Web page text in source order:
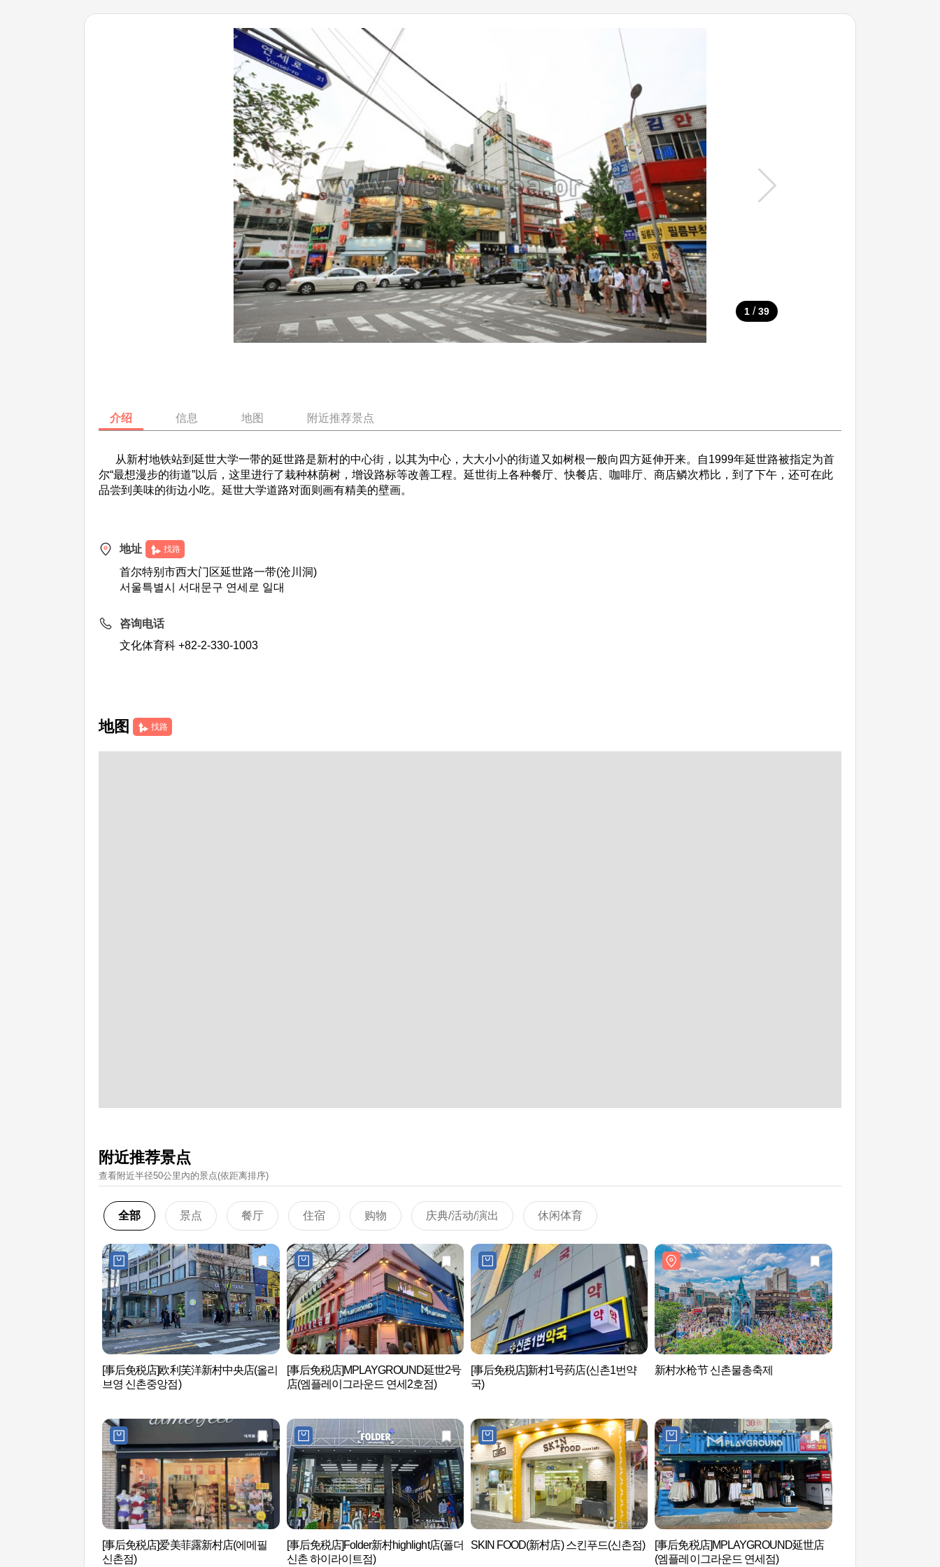
1 / 39
介绍 信息 地图 附近推荐景点
从新村地铁站到延世大学一带的延世路是新村的中心街，以其为中心，大大小小的街道又如树根一般向四方延伸开来。自1999年延世路被指定为首
尔“最想漫步的街道”以后，这里进行了栽种林荫树，增设路标等改善工程。延世街上各种餐厅、快餐店、咖啡厅、商店鳞次栉比，到了下午，还可在此
品尝到美味的街边小吃。延世大学道路对面则画有精美的壁画。
地址 找路
首尔特别市西大门区延世路一带(沧川洞)
서울특별시 서대문구 연세로 일대
咨询电话
文化体育科 +82-2-330-1003
地图 找路
附近推荐景点
查看附近半径50公里內的景点(依距离排序)
全部 景点 餐厅 住宿 购物 庆典/活动/演出 休闲体育
[事后免税店]欧利芙洋新村中央店(올리
브영 신촌중앙점)
[事后免税店]MPLAYGROUND延世2号
店(엠플레이그라운드 연세2호점)
[事后免税店]新村1号药店(신촌1번약
국)
新村水枪节 신촌물총축제
[事后免税店]爱美菲露新村店(에메필
신촌점)
[事后免税店]Folder新村highlight店(폴더
신촌 하이라이트점)
SKIN FOOD(新村店) 스킨푸드(신촌점)
[事后免税店]MPLAYGROUND延世店
(엠플레이그라운드 연세점)